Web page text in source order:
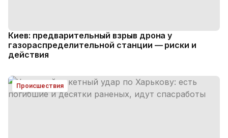
Киев: предварительный взрыв дрона у
газораспределительной станции — риски и
действия
Происшествия